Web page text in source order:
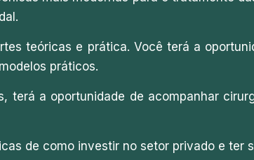
teóricas e prática. Você terá a
práticos.
terá a oportunidade de acompanhar
de como investir no setor privado e ter